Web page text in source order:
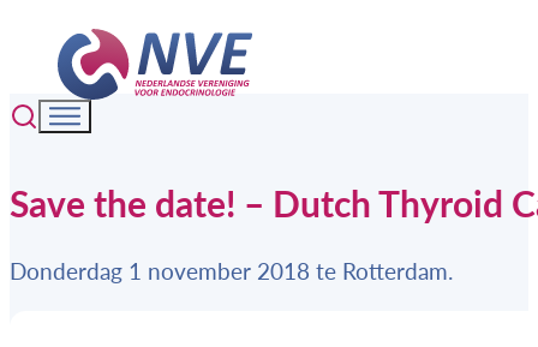
Save the date! – Dutch Thyroid
Donderdag 1 november 2018 te Rotterdam.